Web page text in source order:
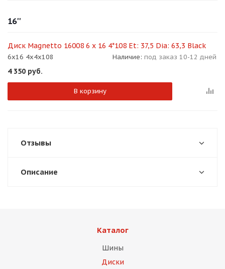
16''
Диск Magnetto 16008 6 x 16 4*108 Et: 37,5 Dia: 63,3 Black
6x16 4x4x108 Наличие: под заказ 10-12 дней
4 350 руб.
В корзину
Отзывы
Описание
Каталог
Шины
Диски
недели
Остались вопросы?
plait.ru